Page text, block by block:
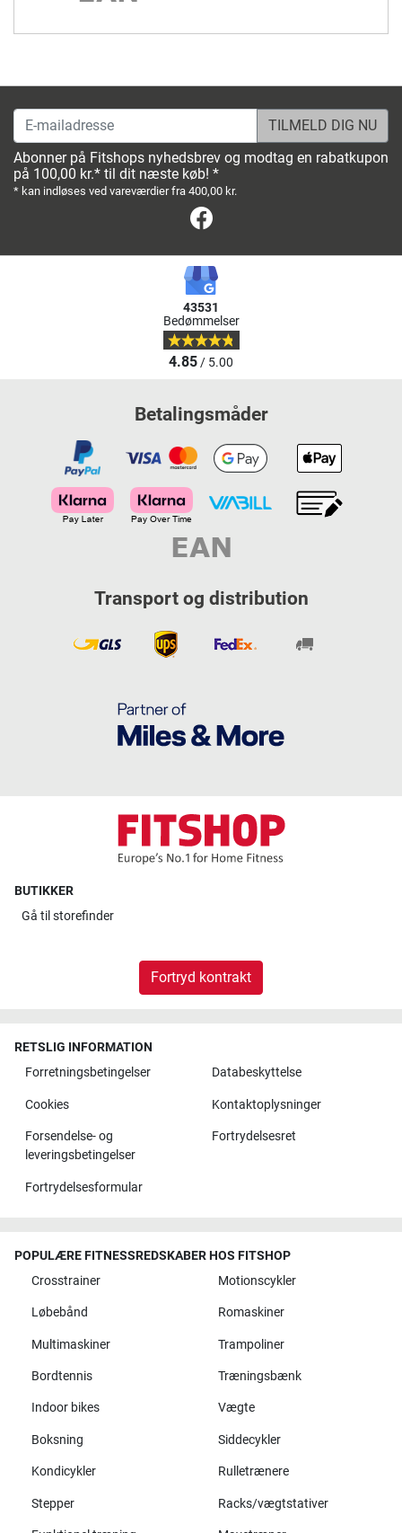
E-mailadresse
Abonner på Fitshops nyhedsbrev og modtag en rabatkupon
på 100,00 kr.* til dit næste køb! *
* kan indløses ved vareværdier fra 400,00 kr.
43531
Bedømmelser
4.85/ 5.00
Betalingsmåder
Transport og distribution
BUTIKKER
Gå til storefinder
Fortryd kontrakt
RETSLIG INFORMATION
Forretningsbetingelser
Databeskyttelse
Cookies Kontaktoplysninger
Forsendelse- og
leveringsbetingelser
Fortrydelsesret
Fortrydelsesformular
POPULÆRE FITNESSREDSKABER HOS FITSHOP
Crosstrainer
Motionscykler
Løbebånd Romaskiner
Multimaskiner Trampoliner
Bordtennis Træningsbænk
Indoor bikes Vægte
Boksning Siddecykler
Kondicykler Rulletrænere
Stepper Racks/vægtstativer